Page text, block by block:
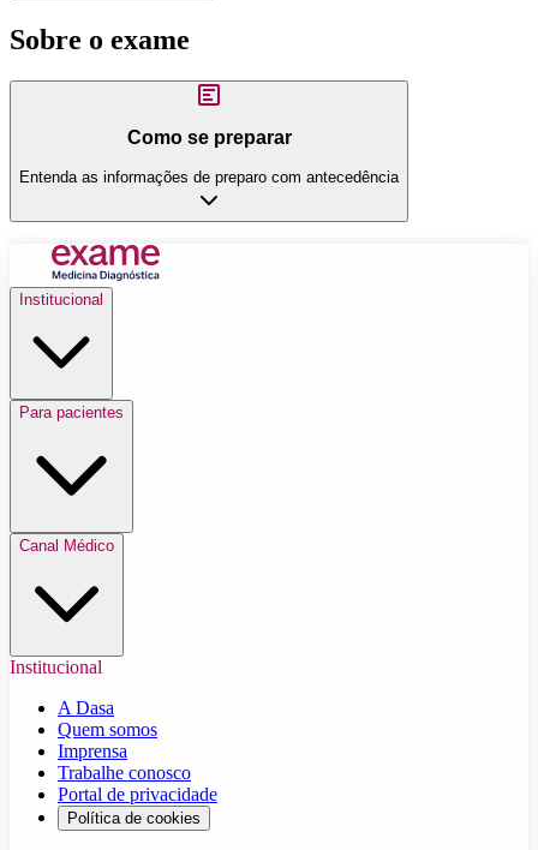
Sobre o exame
Como se preparar
Entenda as informações de preparo com antecedência
Institucional
Para pacientes
Canal Médico
Institucional
A Dasa
Quem somos
Imprensa
Trabalhe conosco
Portal de privacidade
Política de cookies